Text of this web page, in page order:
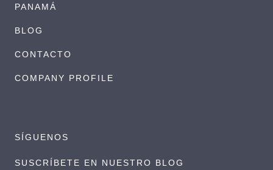
PANAMÁ
BLOG
CONTACTO
COMPANY PROFILE
SÍGUENOS
SUSCRÍBETE EN NUESTRO BLOG